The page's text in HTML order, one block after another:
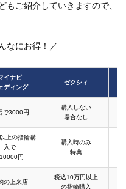
ご紹介していきますので、
なにお得！／
イナビ
ディング
ゼクシィ
で3000円
購入しない
場合なし
上の指輪購
入で
円
購入時のみ
特典
の上来店
税込10万円以上
の指輪購入